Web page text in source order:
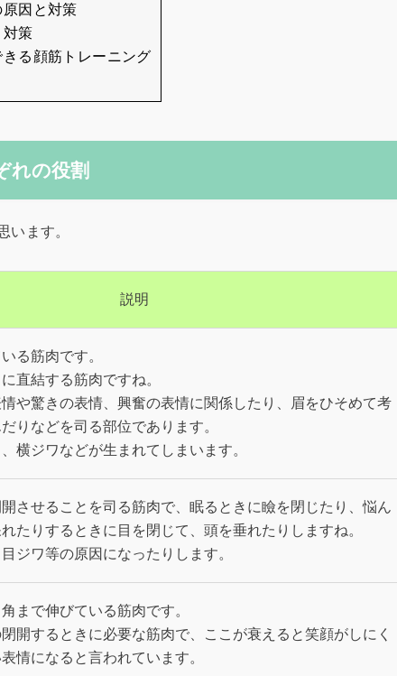
因と対策
対策
る顔筋トレーニング
れの役割
います。
説明
る筋肉です。
直結する筋肉ですね。
や驚きの表情、興奮の表情に関係したり、眉をひそめて考
りなどを司る部位であります。
横ジワなどが生まれてしまいます。
させることを司る筋肉で、眠るときに瞼を閉じたり、悩ん
たりするときに目を閉じて、頭を垂れたりしますね。
ジワ等の原因になったりします。
まで伸びている筋肉です。
開するときに必要な筋肉で、ここが衰えると笑顔がしにく
情になると言われています。